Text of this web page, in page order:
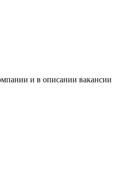
и в описании вакансии